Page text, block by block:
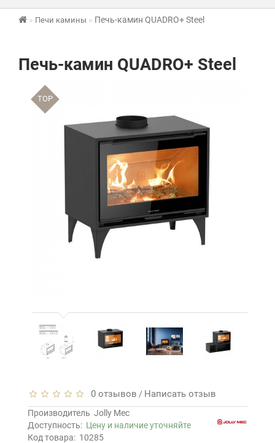
Печи камины Печь-камин QUADRO+ Steel
Печь-камин QUADRO+ Steel
TOP
0 отзывов / Написать отзыв
Производитель Jolly Mec
Доступность: Цену и наличие уточняйте
Код товара: 10285